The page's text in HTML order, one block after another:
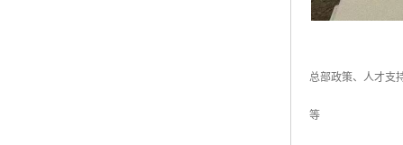
总部政策、人才支
等